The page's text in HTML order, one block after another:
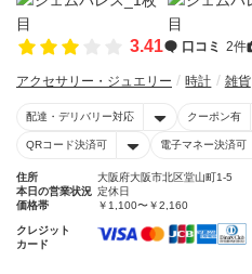
3.41 口コミ 2件
アクセサリー・ジュエリー 時計 雑貨
配達・デリバリー対応 クーポン有
QRコード決済可 電子マネー決済可
住所
大阪府大阪市北区堂山町1-5
本日の営業状況 定休日
価格帯
￥1,100〜￥2,160
クレジット
カード